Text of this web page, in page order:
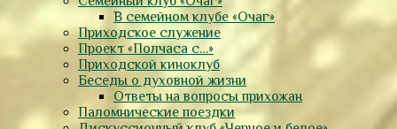
В семейном клубе «Очаг»
Приходское служение
Проект «Полчаса с…»
Приходской киноклуб
Беседы о духовной жизни
Ответы на вопросы прихожан
Паломнические поездки